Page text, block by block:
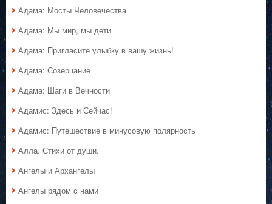
Адама: Мосты Человечества
Адама: Мы мир, мы дети
Адама: Пригласите улыбку в вашу жизнь!
Адама: Созерцание
Адама: Шаги в Вечности
Адамис: Здесь и Сейчас!
Адамис: Путешествие в минусовую полярность
Алла. Стихи от души.
Ангелы и Архангелы
Ангелы рядом с нами